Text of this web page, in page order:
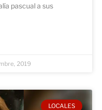
pascual a sus
2019
LOCALES